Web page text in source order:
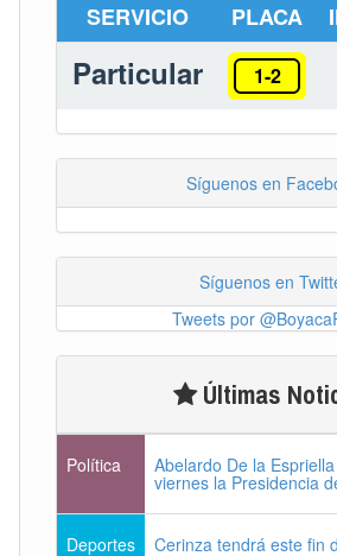
SERVICIO PLACA
Particular 1-2
Síguenos en
Síguenos en
Tweets por
Últimas
Política Abelardo De la
viernes la Presidencia
Deportes Cerinza tendrá este fin